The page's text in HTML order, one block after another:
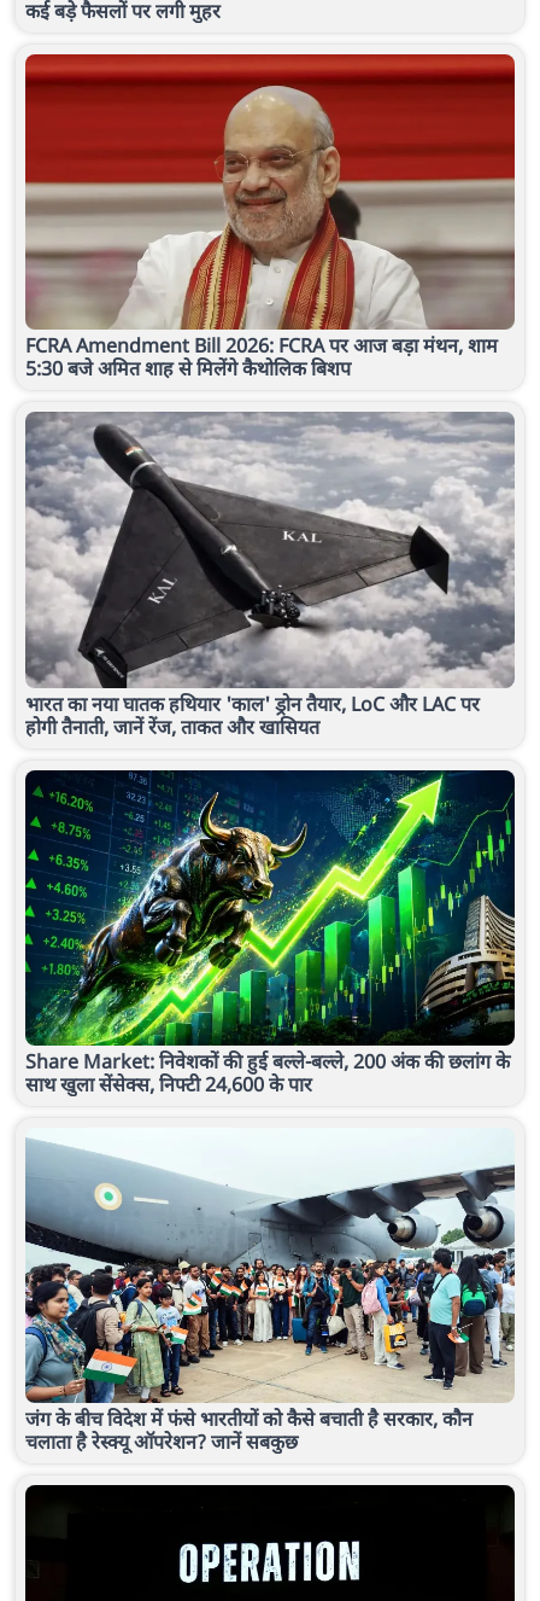
कई बड़े फैसलों पर लगी मुहर
FCRA Amendment Bill 2026: FCRA पर आज बड़ा मंथन, शाम
5:30 बजे अमित शाह से मिलेंगे कैथोलिक बिशप
भारत का नया घातक हथियार 'काल' ड्रोन तैयार, LoC और LAC पर
होगी तैनाती, जानें रेंज, ताकत और खासियत
Share Market: निवेशकों की हुई बल्ले-बल्ले, 200 अंक की छलांग के
साथ खुला सेंसेक्स, निफ्टी 24,600 के पार
जंग के बीच विदेश में फंसे भारतीयों को कैसे बचाती है सरकार, कौन
चलाता है रेस्क्यू ऑपरेशन? जानें सबकुछ